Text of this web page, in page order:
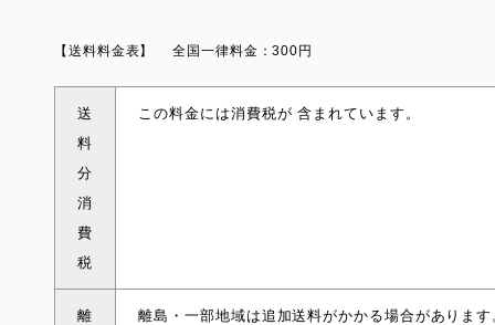
【送料料金表】 全国一律料金：300円
送
料
分
消
費
税
この料金には消費税が 含まれています。
離
離島・一部地域は追加送料がかかる場合があります